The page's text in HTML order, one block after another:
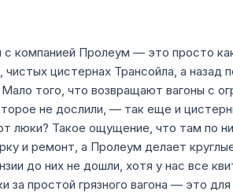
с компанией Пролеум — это просто
цистернах Трансойла, а
того, что возвращают вагоны с
не дослили, — так еще и
люки? Такое ощущение, что там по
и ремонт, а Пролеум делает
до них не дошли, хотя у нас все
за простой грязного вагона — это